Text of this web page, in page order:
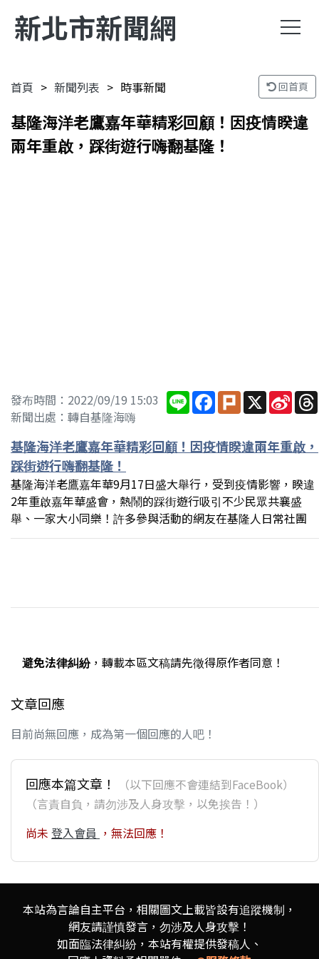
新北市新聞網
首頁 新聞列表 時事新聞 回首頁
基隆海洋老鷹嘉年華精彩回顧！因疫情睽違
兩年重啟，踩街遊行嗨翻基隆！
發布時間：2022/09/19 15:03
新聞出處：轉自基隆海嗨
Line Facebook
PlurkX Sina
基隆海洋老鷹嘉年華精彩回顧！因疫情睽違兩年重啟，
踩街遊行嗨翻基隆！
基隆海洋老鷹嘉年華9月17日盛大舉行，受到疫情影響，睽違
2年重啟嘉年華盛會，熱鬧的踩街遊行吸引不少民眾共襄盛
舉、一家大小同樂！許多參與活動的網友在基隆人日常社團
避免法律糾紛，轉載本區文稿請先徵得原作者同意！
文章回應
目前尚無回應，成為第一個回應的人吧！
回應本篇文章！
（以下回應不會連結到FaceBook）
（言責自負，請勿涉及人身攻擊，以免挨告！）
尚未 登入會員 ，無法回應！
本站為言論自主平台，相關圖文上載皆設有追蹤機制，
網友請謹慎發言，勿涉及人身攻擊！
如面臨法律糾紛，本站有權提供發稿人、